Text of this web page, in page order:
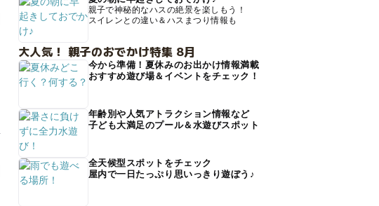
親子で神秘的なハスの絶景を楽しもう！
スイレンとの違い＆ハスまつり情報も
大人気！ 親子のおでかけ特集 8月
今から準備！夏休みのお出かけ情報満載
おすすめ遊び場＆イベントをチェック！
年齢別や人気アトラクション情報など
子ども大満足のプール＆水遊びスポット
全天候型スポットをチェック
屋内で一日たっぷり思いっきり遊ぼう♪